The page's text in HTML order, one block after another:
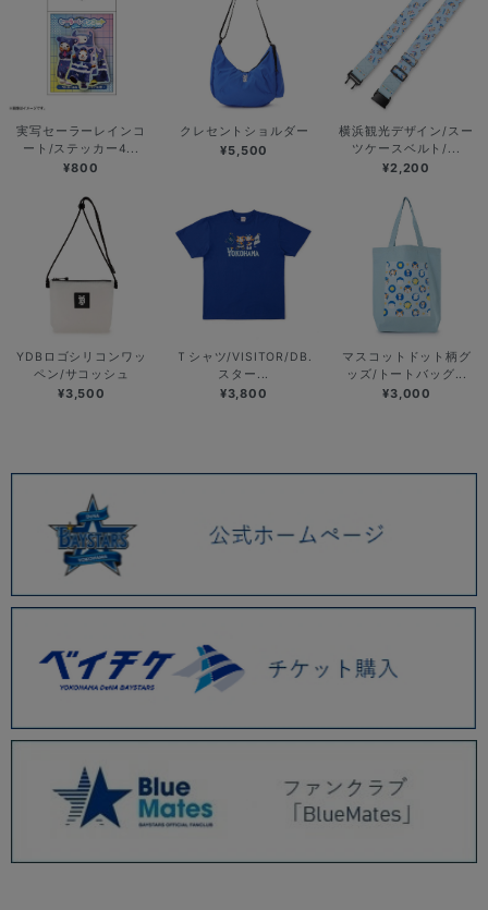
実写セーラーレインコ
ート/ステッカー4...
¥800
クレセントショルダー
¥5,500
横浜観光デザイン/スー
ツケースベルト/...
¥2,200
YDBロゴシリコンワッ
ペン/サコッシュ
¥3,500
Ｔシャツ/VISITOR/DB.
スター...
¥3,800
マスコットドット柄グ
ッズ/トートバッグ...
¥3,000